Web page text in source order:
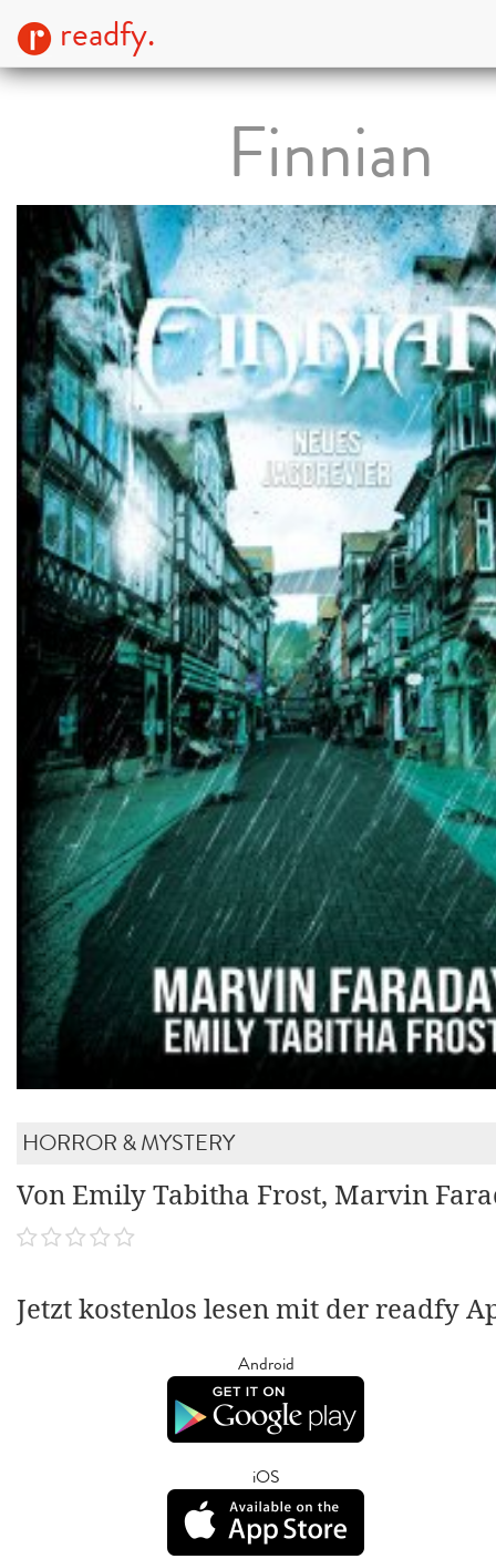
readfy.
Finnian
HORROR & MYSTERY
Von Emily Tabitha Frost, Marvin
Jetzt kostenlos lesen mit der readfy
Android
iOS